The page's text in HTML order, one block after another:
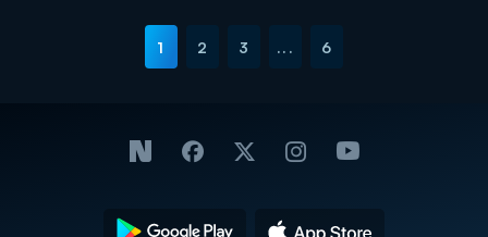
1 2 3 ... 6